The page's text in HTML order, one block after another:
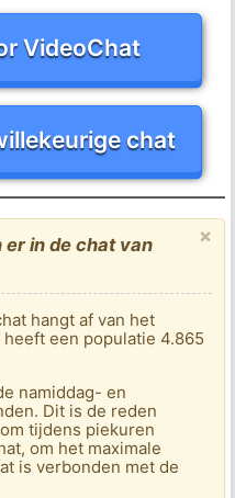
VideoChat
chat
×
in de chat van
hangt af van het
een populatie 4.865
namiddag- en
Dit is de reden
tijdens piekuren
om het maximale
is verbonden met de